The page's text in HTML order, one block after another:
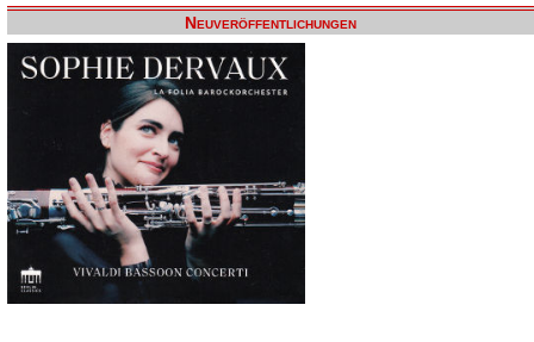
Neuveröffentlichungen